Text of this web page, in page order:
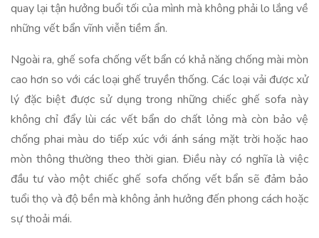
quay lại tận hưởng buổi tối của mình mà không phải lo lắng về
những vết bẩn vĩnh viễn tiềm ẩn.
Ngoài ra, ghế sofa chống vết bẩn có khả năng chống mài mòn
cao hơn so với các loại ghế truyền thống. Các loại vải được xử
lý đặc biệt được sử dụng trong những chiếc ghế sofa này
không chỉ đẩy lùi các vết bẩn do chất lỏng mà còn bảo vệ
chống phai màu do tiếp xúc với ánh sáng mặt trời hoặc hao
mòn thông thường theo thời gian. Điều này có nghĩa là việc
đầu tư vào một chiếc ghế sofa chống vết bẩn sẽ đảm bảo
tuổi thọ và độ bền mà không ảnh hưởng đến phong cách hoặc
sự thoải mái.